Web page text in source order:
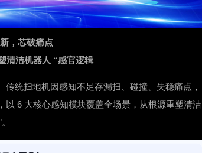
，芯破痛点
清洁机器人 “感官逻辑
传统扫地机因感知不足存漏扫、碰撞、失稳痛点，
以 6 大核心感知模块覆盖全场景，从根源重塑清洁